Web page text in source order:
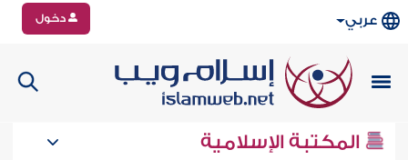
عربي دخول
المكتبة الإسلامية